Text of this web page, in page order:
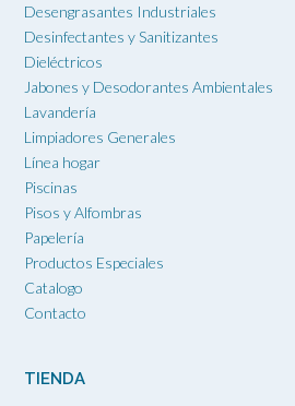
Desengrasantes Industriales
Desinfectantes y Sanitizantes
Dieléctricos
Jabones y Desodorantes Ambientales
Lavandería
Limpiadores Generales
Línea hogar
Piscinas
Pisos y Alfombras
Papelería
Productos Especiales
Catalogo
Contacto
TIENDA